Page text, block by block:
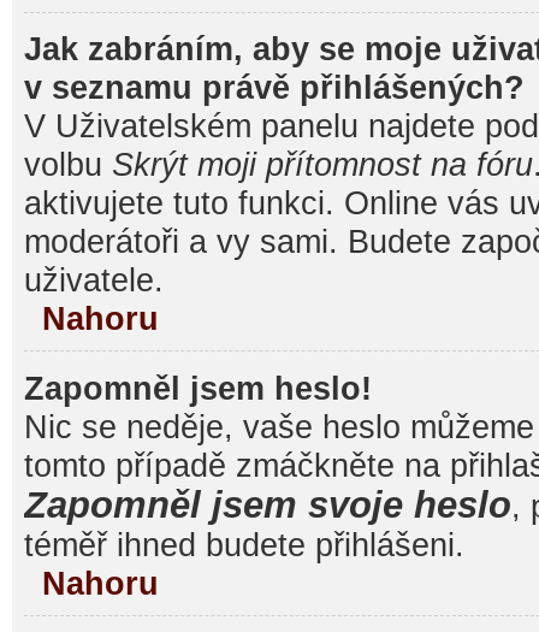
Jak zabráním, aby se moje
v seznamu právě přihlášených?
V Uživatelském panelu najdete
volbu Skrýt moji přítomnost na fóru
aktivujete tuto funkci. Online vás
moderátoři a vy sami. Budete
uživatele.
Nahoru
Zapomněl jsem heslo!
Nic se neděje, vaše heslo
tomto případě zmáčkněte na
Zapomněl jsem svoje heslo,
téměř ihned budete přihlášeni.
Nahoru